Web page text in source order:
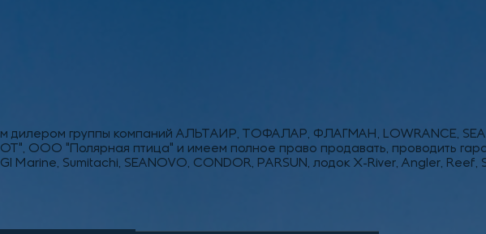
дилером группы компаний АЛЬТАИР, ТОФАЛАР, ФЛАГМАН, LOWRANCE, SEA-
"Полярная птица" и имеем полное право продавать, проводить
Marine, Sumitachi, SEANOVO, CONDOR, PARSUN, лодок X-River, Angler, Reef,